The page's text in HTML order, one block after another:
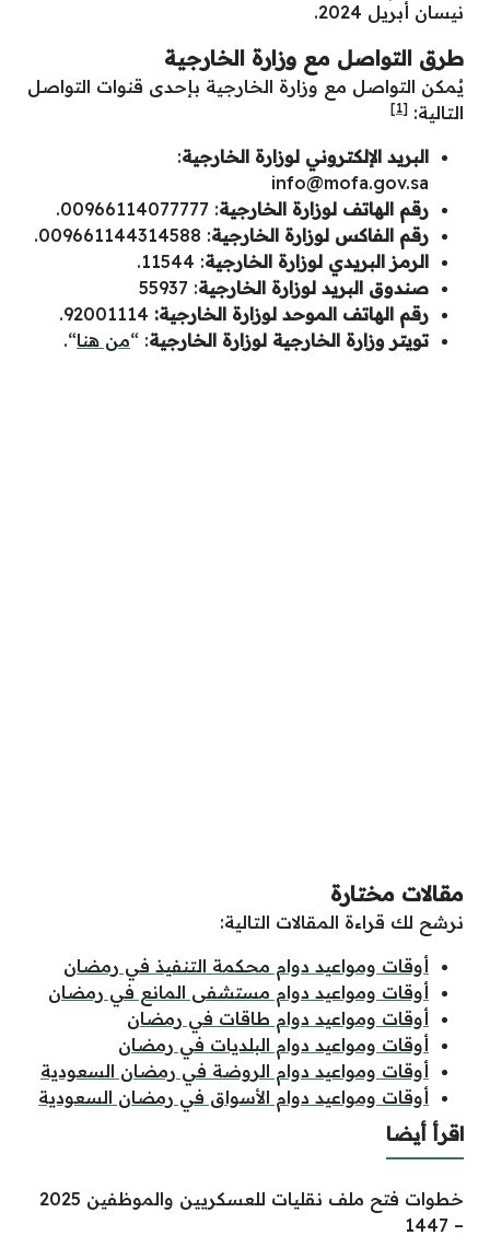
نيسان أبريل 2024.
طرق التواصل مع وزارة الخارجية
يُمكن التواصل مع وزارة الخارجية بإحدى قنوات التواصل
التالية: [1]
البريد الإلكتروني لوزارة الخارجية:
info@mofa.gov.sa
رقم الهاتف لوزارة الخارجية: 00966114077777.
رقم الفاكس لوزارة الخارجية: 009661144314588.
الرمز البريدي لوزارة الخارجية: 11544.
صندوق البريد لوزارة الخارجية: 55937​​​
رقم الهاتف الموحد لوزارة الخارجية: 92001114.
تويتر وزارة الخارجية لوزارة الخارجية: “من هنا“.
مقالات مختارة
نرشح لك قراءة المقالات التالية:
أوقات ومواعيد دوام محكمة التنفيذ في رمضان
أوقات ومواعيد دوام مستشفى المانع في رمضان
أوقات ومواعيد دوام طاقات في رمضان
أوقات ومواعيد دوام البلديات في رمضان
أوقات ومواعيد دوام الروضة في رمضان السعودية
أوقات ومواعيد دوام الأسواق في رمضان السعودية
اقرأ أيضا
خطوات فتح ملف نقليات للعسكريين والموظفين 2025
– 1447